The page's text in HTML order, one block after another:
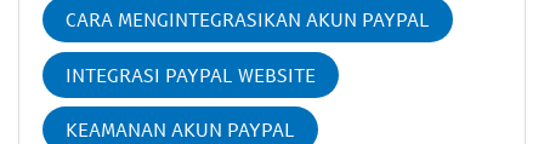
CARA MENGINTEGRASIKAN AKUN PAYPAL
INTEGRASI PAYPAL WEBSITE
KEAMANAN AKUN PAYPAL